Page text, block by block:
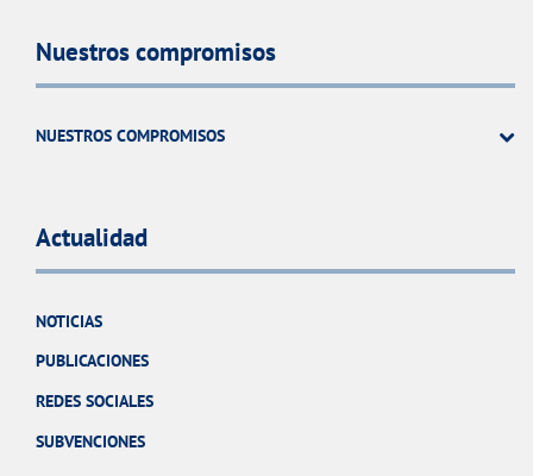
Nuestros compromisos
NUESTROS COMPROMISOS
Actualidad
NOTICIAS
PUBLICACIONES
REDES SOCIALES
SUBVENCIONES